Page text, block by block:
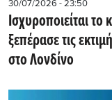
30/07/2026 - 23:50
Iσχυροποιείται το
ξεπέρασε τις
στο Λονδίνο